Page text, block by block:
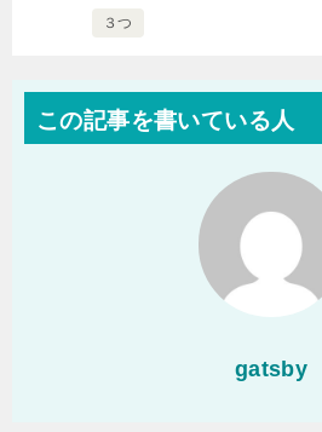
３つ
この記事を書いている人
gatsby